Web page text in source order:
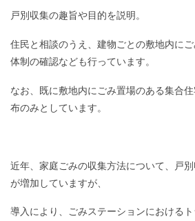
戸別収集の趣旨や目的を説明。
住民と相談のうえ、建物ごとの敷地内に
体制の確認なども行っています。
なお、既に敷地内にごみ置場のある集合
布のみとしています。
近年、家庭ごみの収集方法について、戸
が増加していますが、
導入により、ごみステーションにおける